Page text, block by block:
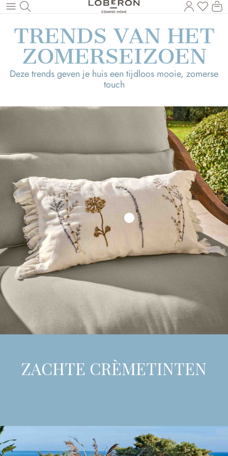
Naar de hoofdinhoud
U
TRENDS VAN HET
ZOMERSEIZOEN
Deze trends geven je huis een tijdloos mooie, zomerse
touch
ZACHTE CRÈMETINTEN